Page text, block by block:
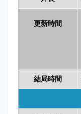
更新時間
結局時間